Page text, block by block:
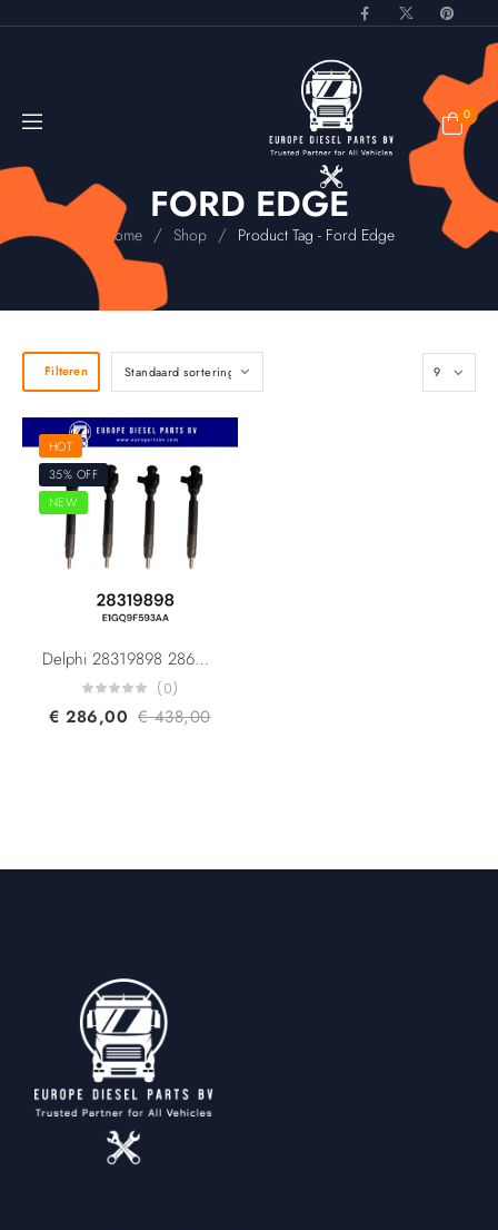
0
FORD EDGE
Home / Shop / Product Tag - Ford Edge
Filteren
HOT
35% OFF
NEW
Delphi 28319898 28602949 Ford Edge S-Max Galaxy Mondeo EF1GQ-9F593-AA EG1Q-9F593-AB DS7Q-9F593-BA Diesel CR Injector 2.0 TDCi
(0)
€ 286,00 €438,00